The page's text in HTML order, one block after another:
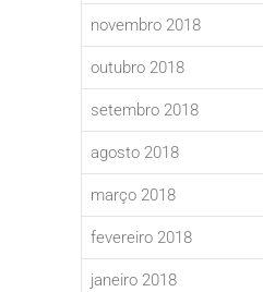
novembro 2018
outubro 2018
setembro 2018
agosto 2018
março 2018
fevereiro 2018
janeiro 2018